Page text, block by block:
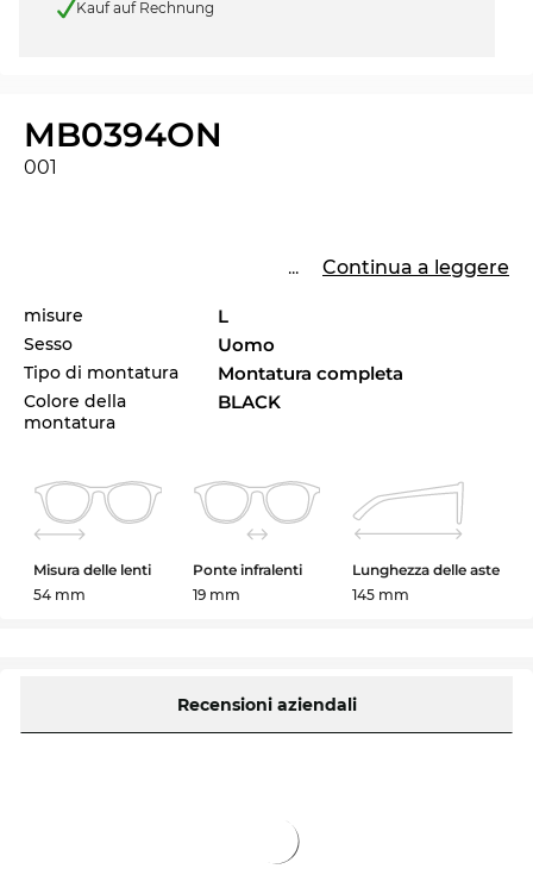
Kauf auf Rechnung
MB0394ON
001
... Continua a leggere
misure L
Sesso Uomo
Tipo di montatura Montatura completa
Colore della
montatura
BLACK
Misura delle lenti
54 mm
Ponte infralenti
19 mm
Lunghezza delle aste
145 mm
Recensioni aziendali